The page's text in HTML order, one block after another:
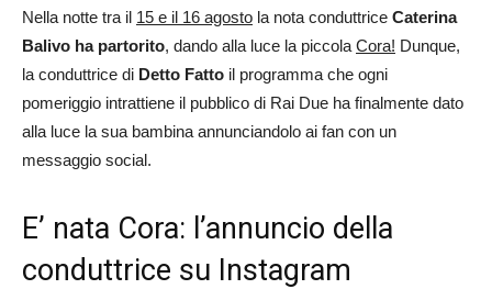
Nella notte tra il 15 e il 16 agosto la nota conduttrice Caterina
Balivo ha partorito, dando alla luce la piccola Cora! Dunque,
la conduttrice di Detto Fatto il programma che ogni
pomeriggio intrattiene il pubblico di Rai Due ha finalmente dato
alla luce la sua bambina annunciandolo ai fan con un
messaggio social.
E’ nata Cora: l’annuncio della
conduttrice su Instagram